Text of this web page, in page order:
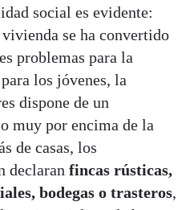
social es evidente:
se ha convertido
problemas para la
los jóvenes, la
dispone de un
muy por encima de la
de casas, los
declaran fincas rústicas,
bodegas o trasteros,